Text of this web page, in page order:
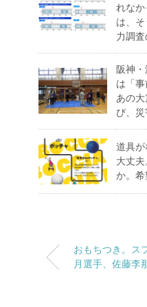
れな
は、
力調査
阪神
は「事
あの
び、災
道具が
大丈
か。希
おもちつき。ス
月選手、佐藤李